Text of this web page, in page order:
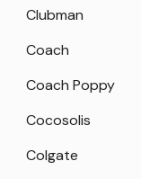
Clubman
Coach
Coach Poppy
Cocosolis
Colgate